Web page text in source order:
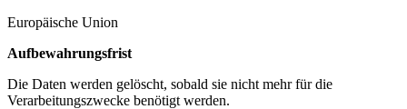
Europäische Union
Aufbewahrungsfrist
Die Daten werden gelöscht, sobald sie nicht mehr für die
Verarbeitungszwecke benötigt werden.